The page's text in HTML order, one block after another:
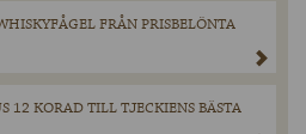
FRÅN PRISBELÖNTA
12 KORAD TILL TJECKIENS BÄSTA